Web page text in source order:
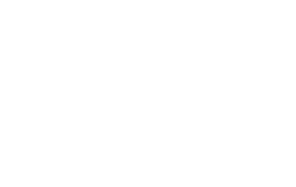
von Grund auf zu, mit einem
und mit seiner entspannten
Samstag von 10 bis 16 Uhr